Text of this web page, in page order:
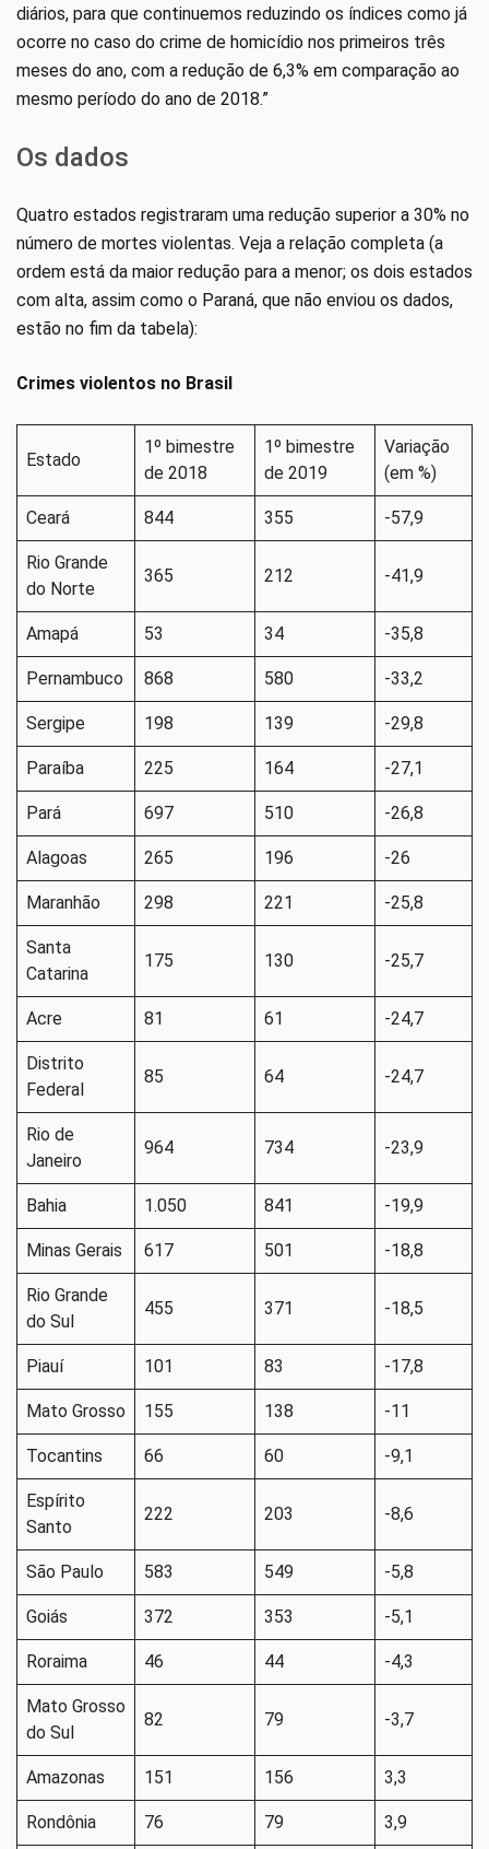
diários, para que continuemos reduzindo os índices como já
ocorre no caso do crime de homicídio nos primeiros três
meses do ano, com a redução de 6,3% em comparação ao
mesmo período do ano de 2018.”
Os dados
Quatro estados registraram uma redução superior a 30% no
número de mortes violentas. Veja a relação completa (a
ordem está da maior redução para a menor; os dois estados
com alta, assim como o Paraná, que não enviou os dados,
estão no fim da tabela):
Crimes violentos no Brasil
Estado
1º bimestre
de 2018
1º bimestre
de 2019
Variação
(em %)
Ceará 844 355 -57,9
Rio Grande
do Norte
365 212 -41,9
Amapá 53 34 -35,8
Pernambuco 868 580 -33,2
Sergipe 198 139 -29,8
Paraíba 225 164 -27,1
Pará 697 510 -26,8
Alagoas 265 196 -26
Maranhão 298 221 -25,8
Santa
Catarina
175 130 -25,7
Acre 81 61 -24,7
Distrito
Federal
85 64 -24,7
Rio de
Janeiro
964 734 -23,9
Bahia 1.050 841 -19,9
Minas Gerais 617 501 -18,8
Rio Grande
do Sul
455 371 -18,5
Piauí 101 83 -17,8
Mato Grosso 155 138 -11
Tocantins 66 60 -9,1
Espírito
Santo
222 203 -8,6
São Paulo 583 549 -5,8
Goiás 372 353 -5,1
Roraima 46 44 -4,3
Mato Grosso
do Sul
82 79 -3,7
Amazonas 151 156 3,3
Rondônia 76 79 3,9